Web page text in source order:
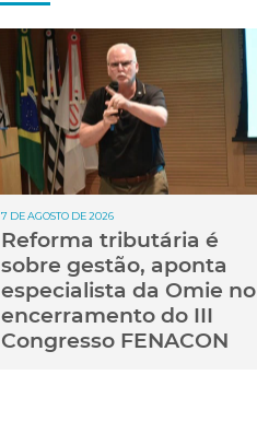
7 DE AGOSTO DE 2026
Reforma tributária é
sobre gestão, aponta
especialista da Omie no
encerramento do III
Congresso FENACON